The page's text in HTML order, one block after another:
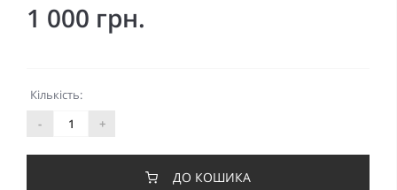
1 000 грн.
Кількість:
-
+
ДО КОШИКА